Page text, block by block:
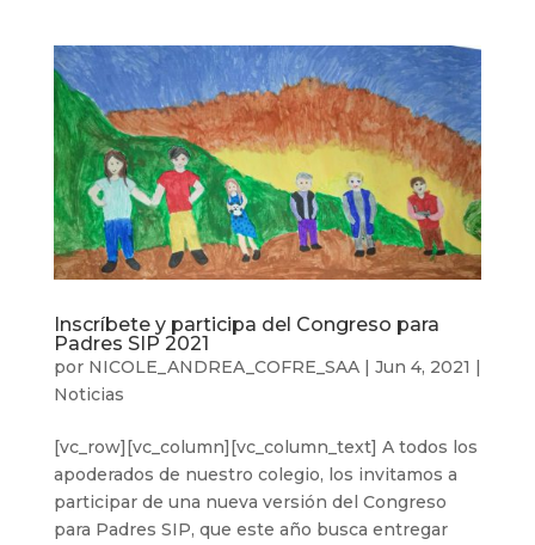
Inscríbete y participa del Congreso para
Padres SIP 2021
por NICOLE_ANDREA_COFRE_SAA| Jun 4, 2021
Noticias
[vc_row][vc_column][vc_column_text] A todos los
apoderados de nuestro colegio, los invitamos a
participar de una nueva versión del Congreso
para Padres SIP, que este año busca entregar